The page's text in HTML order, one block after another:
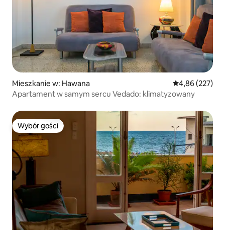
Mieszkanie w: Hawana Średnia
4,86 (227)
Apartament w samym sercu Vedado: klimatyzowany
Wybór gości
Wybór gości